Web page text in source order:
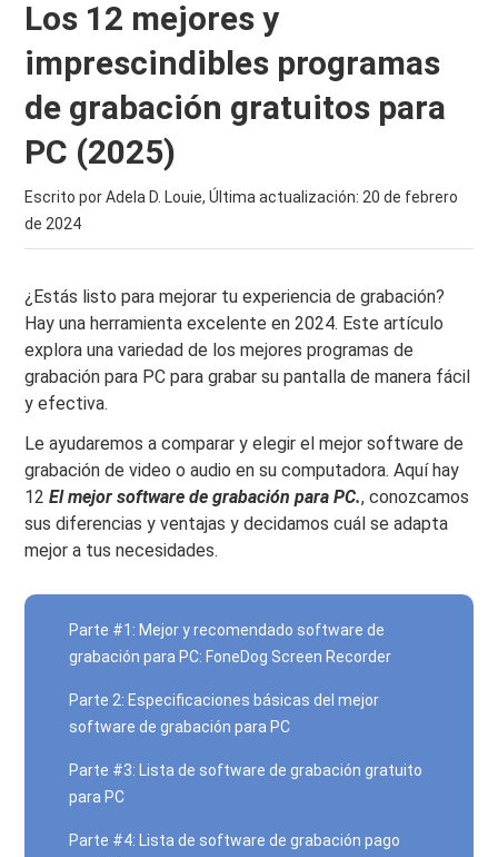
Los 12 mejores y
imprescindibles programas
de grabación gratuitos para
PC (2025)
Escrito por Adela D. Louie, Última actualización: 20 de febrero
de 2024
¿Estás listo para mejorar tu experiencia de grabación?
Hay una herramienta excelente en 2024. Este artículo
explora una variedad de los mejores programas de
grabación para PC para grabar su pantalla de manera fácil
y efectiva.
Le ayudaremos a comparar y elegir el mejor software de
grabación de video o audio en su computadora. Aquí hay
12El mejor software de grabación para PC., conozcamos
sus diferencias y ventajas y decidamos cuál se adapta
mejor a tus necesidades.
Parte #1: Mejor y recomendado software de
grabación para PC: FoneDog Screen Recorder
Parte 2: Especificaciones básicas del mejor
software de grabación para PC
Parte #3: Lista de software de grabación gratuito
para PC
Parte #4: Lista de software de grabación pago